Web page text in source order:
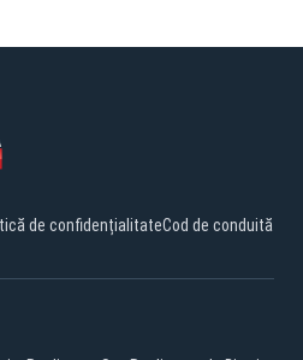
de confidențialitateCod de conduită